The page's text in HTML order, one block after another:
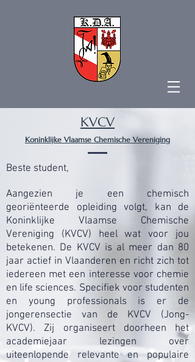
KVCV
Koninklijke Vlaamse Chemische Vereniging
Beste student,
Aangezien je een chemisch
georiënteerde opleiding volgt, kan de
Koninklijke Vlaamse Chemische
Vereniging (KVCV) heel wat voor jou
betekenen. De KVCV is al meer dan 80
jaar actief in Vlaanderen en richt zich tot
iedereen met een interesse voor chemie
en life sciences. Specifiek voor studenten
en young professionals is er de
jongerensectie van de KVCV (Jong-
KVCV). Zij organiseert doorheen het
academiejaar lezingen over
uiteenlopende relevante en populaire